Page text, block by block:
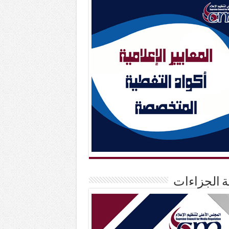
الجزاءات